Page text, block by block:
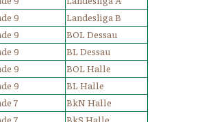
9
Landesliga B
9
BOL Dessau
9
BL Dessau
9
BOL Halle
9
BL Halle
7
BkN Halle